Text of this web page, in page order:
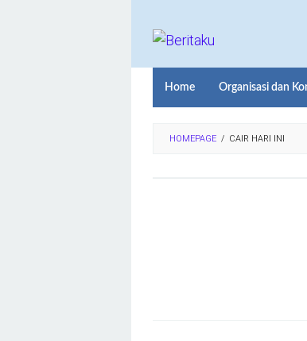
Home Organisasi dan
HOMEPAGE / CAIR HARI INI